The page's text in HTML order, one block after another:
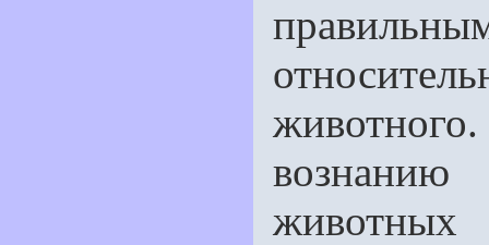
вознанию
животных